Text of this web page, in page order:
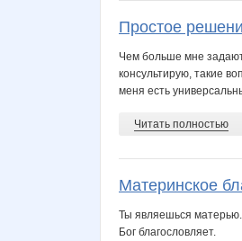
Простое
Чем больше мне задают
консультирую, такие
меня есть
Читать полностью
Материнское
Ты являешься матерью.
Бог благословляет.